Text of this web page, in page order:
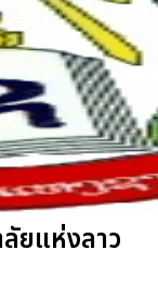
ยแห่งลาว